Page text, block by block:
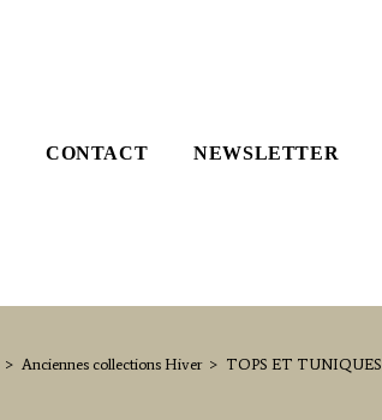
CONTACT NEWSLETTER
> Anciennes collections Hiver > TOPS ET TUNIQUES